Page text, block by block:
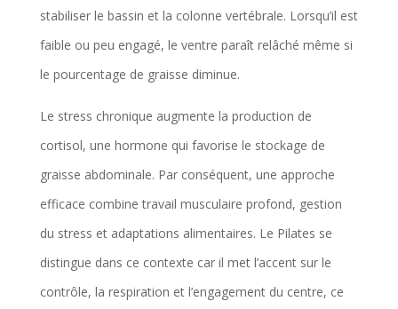
stabiliser le bassin et la colonne vertébrale. Lorsqu’il est
faible ou peu engagé, le ventre paraît relâché même si
le pourcentage de graisse diminue.
Le stress chronique augmente la production de
cortisol, une hormone qui favorise le stockage de
graisse abdominale. Par conséquent, une approche
efficace combine travail musculaire profond, gestion
du stress et adaptations alimentaires. Le Pilates se
distingue dans ce contexte car il met l’accent sur le
contrôle, la respiration et l’engagement du centre, ce